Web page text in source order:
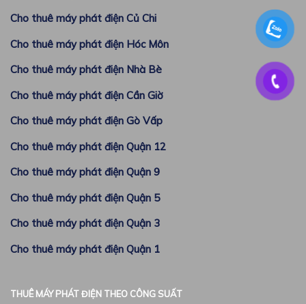
Cho thuê máy phát điện Củ Chi
Cho thuê máy phát điện Hóc Môn
Cho thuê máy phát điện Nhà Bè
Cho thuê máy phát điện Cần Giờ
Cho thuê máy phát điện Gò Vấp
Cho thuê máy phát điện Quận 12
Cho thuê máy phát điện Quận 9
Cho thuê máy phát điện Quận 5
Cho thuê máy phát điện Quận 3
Cho thuê máy phát điện Quận 1
THUÊ MÁY PHÁT ĐIỆN THEO CÔNG SUẤT